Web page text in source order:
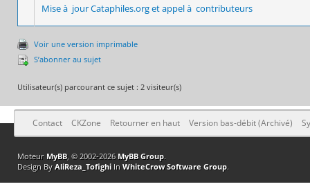
Mise à jour Cataphiles.org et appel à contributeurs
Voir une version imprimable
S’abonner au sujet
Utilisateur(s) parcourant ce sujet : 2 visiteur(s)
Contact CKZone Retourner en haut Version bas-débit (Archivé)
Moteur MyBB, © 2002-2026 MyBB Group.
Design By AliReza_TofighiIn WhiteCrow Software Group.